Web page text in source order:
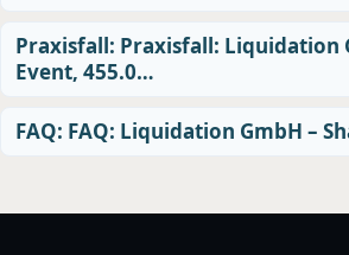
Praxisfall: Praxisfall: Liquidation
Event, 455.0…
FAQ: FAQ: Liquidation GmbH –